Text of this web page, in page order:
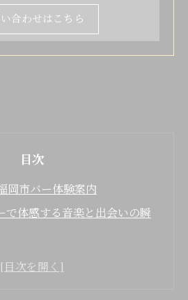
合わせはこちら
目次
岡市バー体験案内
で体感する音楽と出会いの瞬